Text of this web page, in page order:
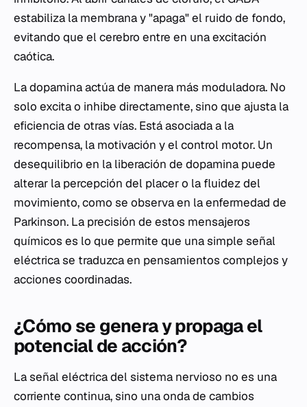
estabiliza la membrana y "apaga" el ruido de fondo,
evitando que el cerebro entre en una excitación
caótica.
La dopamina actúa de manera más moduladora. No
solo excita o inhibe directamente, sino que ajusta la
eficiencia de otras vías. Está asociada a la
recompensa, la motivación y el control motor. Un
desequilibrio en la liberación de dopamina puede
alterar la percepción del placer o la fluidez del
movimiento, como se observa en la enfermedad de
Parkinson. La precisión de estos mensajeros
químicos es lo que permite que una simple señal
eléctrica se traduzca en pensamientos complejos y
acciones coordinadas.
¿Cómo se genera y propaga el
potencial de acción?
La señal eléctrica del sistema nervioso no es una
corriente continua, sino una onda de cambios